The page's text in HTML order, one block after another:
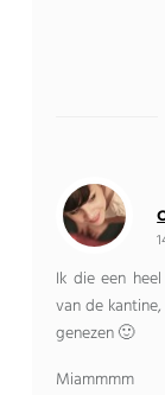
Ik die een
van de
genezen 🙂
Miammmm